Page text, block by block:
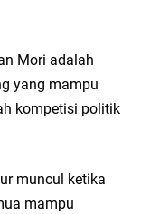
Mori adalah
yang mampu
kompetisi politik
muncul ketika
mampu